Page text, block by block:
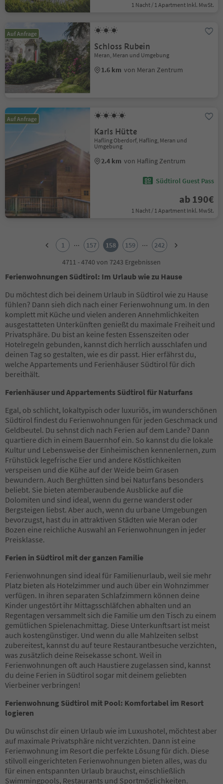
1 Nacht / 1 Apartment Inkl. MwSt.
Auf Anfrage
Schloss Rubein
Meran, Meran und Umgebung
1.6 km von Meran Zentrum
Auf Anfrage
Karls Hütte
Hafling Oberdorf, Hafling, Meran und
Umgebung
2.4 km von Hafling Zentrum
Südtirol Guest Pass
ab 190€
1 Nacht / 1 Apartment Inkl. MwSt.
6
7
8
9
10
11
12
13
14
15
16
17
19
20
21
22
23
24
25
26
27
28
29
30
31
32
34
36
37
38
39
40
41
42
43
44
45
46
47
48
49
50
51
52
53
54
55
56
1 ... 157 158 159 ...
242
4711 - 4740 von 7243 Ergebnissen
Ferienwohnungen Südtirol: Im Urlaub wie zu Hause
Du möchtest dich bei deinem Urlaub in Südtirol wie zu Hause
fühlen? Dann sieh dich nach einer Ferienwohnung um. In den
komplett mit Küche und vielen anderen Annehmlichkeiten
ausgestatteten Unterkünften genießt du maximale Freiheit und
Privatsphäre. Du bist an keine festen Essenszeiten oder
Hotelregeln gebunden, kannst dich herrlich ausschlafen und
deinen Tag so gestalten, wie es dir passt. Hier erfährst du,
welche Appartements und Ferienhäuser Südtirol für dich
bereithält.
Ferienhäuser und Appartements Südtirol für Naturfans
Egal, ob schlicht, lokaltypisch oder luxuriös, im wunderschönen
Südtirol findest du Ferienwohnungen für jeden Geschmack und
Geldbeutel. Du sehnst dich nach Ferien auf dem Lande? Dann
quartiere dich in einem Bauernhof ein. So kannst du die lokale
Kultur und Lebensweise der Einheimischen kennenlernen, zum
Frühstück legefrische Eier und andere Köstlichkeiten
verspeisen und die Kühe auf der Weide beim Grasen
bewundern. Auch Berghütten sind bei Naturfans besonders
beliebt. Sie bieten atemberaubende Ausblicke auf die
Dolomiten und sind ideal, wenn du gerne wanderst oder
Bergsteigen liebst. Aber auch, wenn du urbane Umgebungen
bevorzugst, hast du in attraktiven Städten wie Meran oder
Bozen eine reichliche Auswahl an Ferienwohnungen in jeder
Preisklasse.
Ferien in Südtirol mit der ganzen Familie
Ferienwohnungen sind ideal für Familienurlaub, weil sie mehr
Platz bieten als Hotelzimmer und auch über ein Wohnzimmer
verfügen. In ihren separaten Schlafzimmern können deine
Kinder ungestört ihr Mittagsschläfchen abhalten und an
Regentagen versammelt sich die Familie um den Tisch zu einem
gemütlichen Spielenachmittag. Diese Unterkunftsart ist meist
auch kostengünstiger. Und wenn du alle Mahlzeiten selbst
zubereitest, kannst du auf teure Restaurantbesuche verzichten,
was zusätzlich deine Reisekasse schont. Weil in
Ferienwohnungen oft auch Haustiere zugelassen sind, kannst
du deine Ferien in Südtirol sogar mit deinem geliebten
Vierbeiner verbringen!
Ferienwohnung Südtirol mit Pool: Komfortabel im Resort
logieren
Du wünschst dir einen Urlaub wie im Luxushotel, möchtest aber
auf maximale Privatsphäre nicht verzichten. Dann ist eine
Ferienwohnung im Resort die perfekte Lösung für dich. Diese
stilvoll eingerichteten Ferienwohnungen bieten alles, was du
für einen entspannten Urlaub brauchst, einschließlich
Swimmingpools, Restaurants und Sportmöglichkeiten.